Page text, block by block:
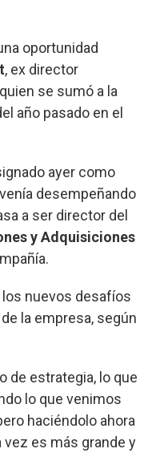
oportunidad
, ex director
quien se sumó a la
año pasado en el
ayer como
desempeñando
a ser director del
y Adquisiciones
los nuevos desafíos
la empresa, según
de estrategia, lo que
lo que venimos
haciéndolo ahora
vez es más grande y